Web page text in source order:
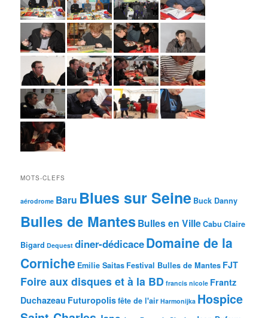
MOTS-CLEFS
aérodrome Baru Blues sur Seine Buck Danny
Bulles de MantesBulles en VilleCabu Claire
Bigard Dequest diner-dédicaceDomaine de la
Corniche Emilie Saitas Festival Bulles de Mantes FJT
Foire aux disques et à la BD francis nicole Frantz
Duchazeau Futuropolisfête de l'air Harmonijka Hospice